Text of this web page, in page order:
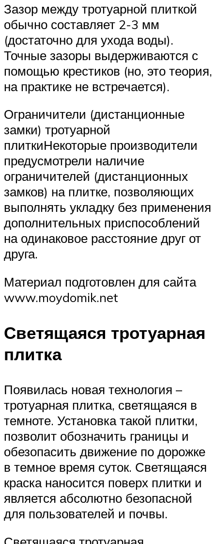
Зазор между тротуарной плиткой
обычно составляет 2-3 мм
(достаточно для ухода воды).
Точные зазоры выдерживаются с
помощью крестиков (но, это теория,
на практике не встречается).
Ограничители (дистанционные
замки) тротуарной
плиткиНекоторые производители
предусмотрели наличие
ограничителей (дистанционных
замков) на плитке, позволяющих
выполнять укладку без применения
дополнительных приспособлений
на одинаковое расстояние друг от
друга.
Материал подготовлен для сайта
www.moydomik.net
Светящаяся тротуарная
плитка
Появилась новая технология –
тротуарная плитка, светящаяся в
темноте. Установка такой плитки,
позволит обозначить границы и
обезопасить движение по дорожке
в темное время суток. Светящаяся
краска наносится поверх плитки и
является абсолютно безопасной
для пользователей и почвы.